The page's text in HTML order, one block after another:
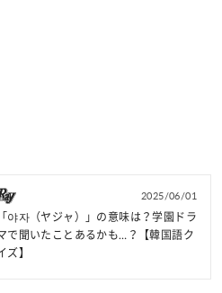
2025/06/01
「야자（ヤジャ）」の意味は？学園ドラ
で聞いたことあるかも…？【韓国語ク
ズ】